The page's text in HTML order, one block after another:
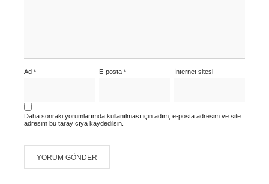
Ad * E-posta* İnternet sitesi
Daha sonraki yorumlarımda kullanılması için adım, e-posta adresim ve site
adresim bu tarayıcıya kaydedilsin.